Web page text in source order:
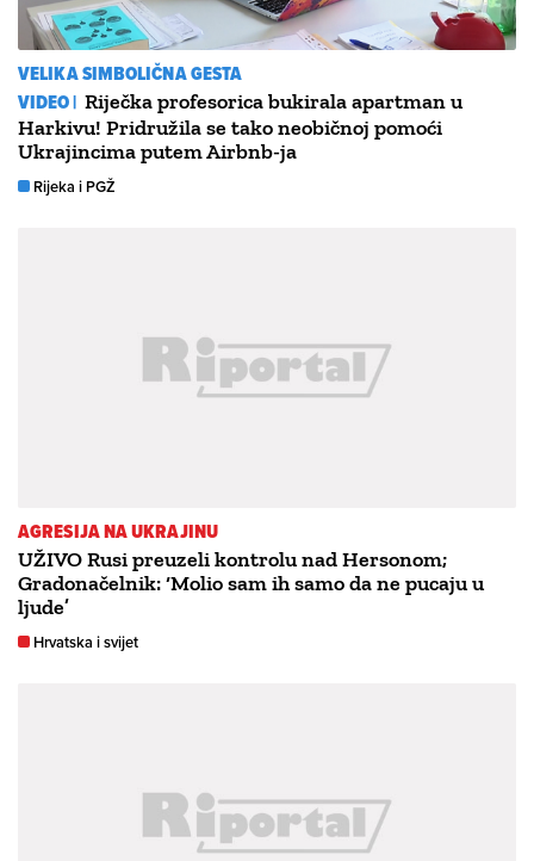
VELIKA SIMBOLIČNA GESTA
VIDEO | Riječka profesorica bukirala apartman u
Harkivu! Pridružila se tako neobičnoj pomoći
Ukrajincima putem Airbnb-ja
Rijeka i PGŽ
AGRESIJA NA UKRAJINU
UŽIVO Rusi preuzeli kontrolu nad Hersonom;
Gradonačelnik: ‘Molio sam ih samo da ne pucaju u
ljude’
Hrvatska i svijet